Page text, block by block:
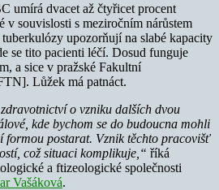
umírá dvacet až čtyřicet procent
v souvislosti s meziročním nárůstem
upozorňují na slabé kapacity
se tito pacienti léčí. Dosud funguje
a sice v pražské Fakultní
Lůžek má patnáct.
zdravotnictví o vzniku dalších dvou
kde bychom se do budoucna mohli
formou postarat. Vznik těchto pracovišť
což situaci komplikuje,“ říká
a ftizeologické společnosti
Vašáková.